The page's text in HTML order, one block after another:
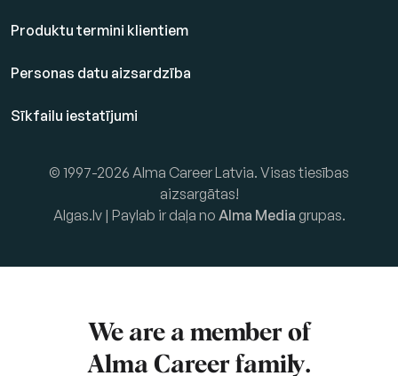
Produktu termini klientiem
Personas datu aizsardzība
Sīkfailu iestatījumi
© 1997-2026 Alma Career Latvia. Visas tiesības
aizsargātas!
Algas.lv | Paylab ir daļa no Alma Media grupas.
We are a member of
Alma Career family.